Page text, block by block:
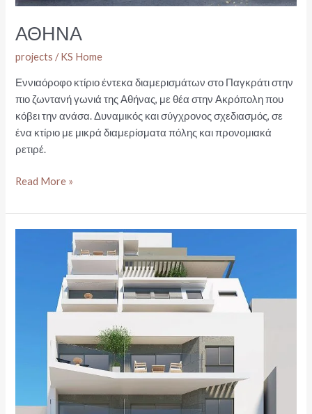
ΑΘΗΝΑ
projects /KS Home
Εννιαόροφο κτίριο έντεκα διαμερισμάτων στο Παγκράτι στην
πιο ζωντανή γωνιά της Αθήνας, με θέα στην Ακρόπολη που
κόβει την ανάσα. Δυναμικός και σύγχρονος σχεδιασμός, σε
ένα κτίριο με μικρά διαμερίσματα πόλης και προνομιακά
ρετιρέ.
ΑΘΗΝΑ
Read More »